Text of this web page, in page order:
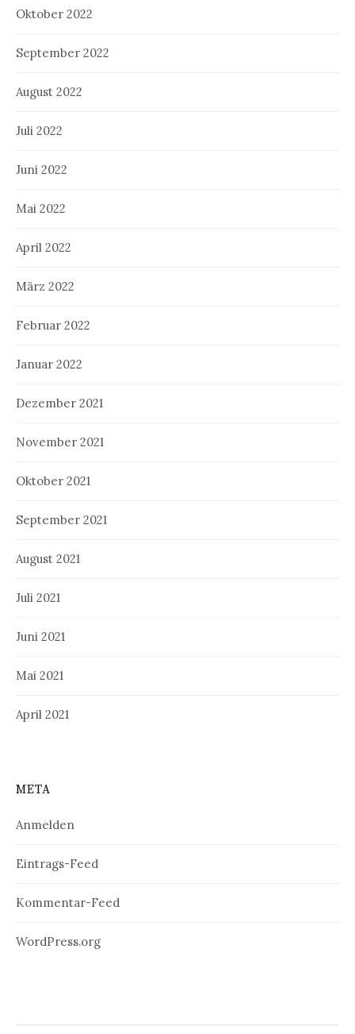
Oktober 2022
September 2022
August 2022
Juli 2022
Juni 2022
Mai 2022
April 2022
März 2022
Februar 2022
Januar 2022
Dezember 2021
November 2021
Oktober 2021
September 2021
August 2021
Juli 2021
Juni 2021
Mai 2021
April 2021
META
Anmelden
Eintrags-Feed
Kommentar-Feed
WordPress.org